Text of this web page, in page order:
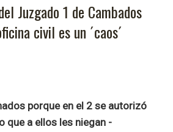
Juzgado 1 de Cambados
civil es un ´caos´
porque en el 2 se autorizó
que a ellos les niegan -